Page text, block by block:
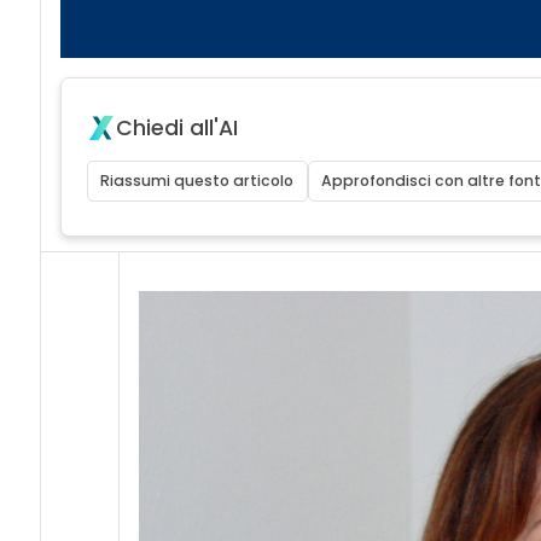
Chiedi all'AI
Riassumi questo articolo Approfondisci con altre